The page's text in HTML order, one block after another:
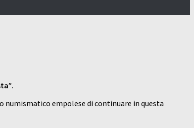
.
empolese di continuare in questa